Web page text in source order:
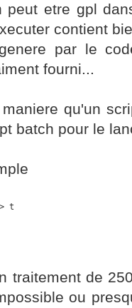
peut etre gpl
contient
par le
fourni...
qu'un
batch pour le
t
traitement de
ou